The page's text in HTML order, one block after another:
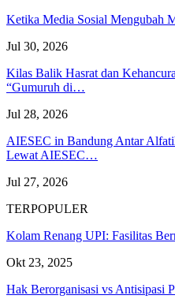
Ketika Media Sosial Mengubah
Jul 30, 2026
Kilas Balik Hasrat dan
“Gumuruh di…
Jul 28, 2026
AIESEC in Bandung Antar
Lewat AIESEC…
Jul 27, 2026
TERPOPULER
Kolam Renang UPI: Fasilitas
Okt 23, 2025
Hak Berorganisasi vs Antisipasi